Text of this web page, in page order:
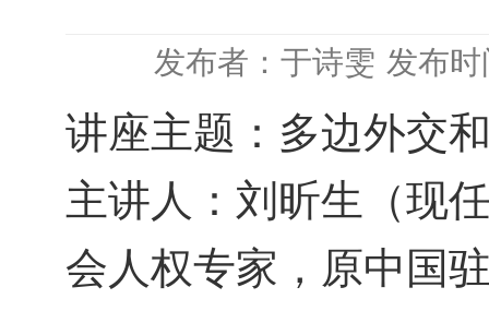
发布者：于诗雯 发布
讲座主题： 多边外交
主讲人：刘昕生（现
会人权专家 ，原中国